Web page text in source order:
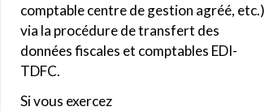
comptable centre de gestion agréé, etc.)
via la procédure de transfert des
données fiscales et comptables EDI-
TDFC.
Si vous exercez